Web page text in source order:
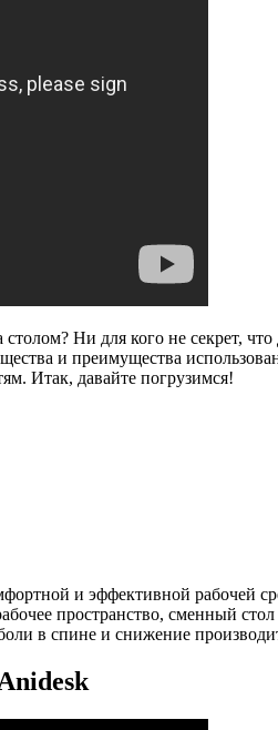
Ни для кого не секрет,
и преимущества
Итак, давайте погрузимся!
и эффективной рабочей
пространство, сменный
в спине и снижение